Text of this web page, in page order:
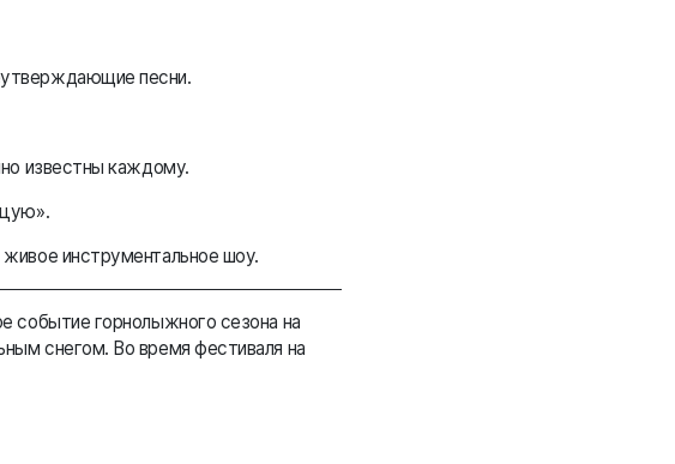
песни.
известны каждому.
инструментальное шоу.
событие горнолыжного сезона на
снегом. Во время фестиваля на